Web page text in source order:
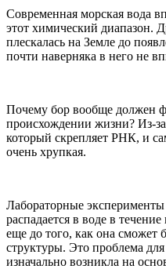
Современная морская вода
этот химический диапазон.
плескалась на Земле до
почти наверняка в него не
Почему бор вообще должен
происхождении жизни? Из-
который скрепляет РНК, и
очень хрупкая.
Лабораторные
распадается в воде в
еще до того, как она сможет
структуры. Это проблема
изначально возникла на